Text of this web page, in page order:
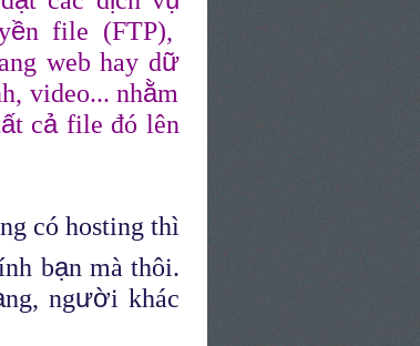
ền file (FTP),
web hay dữ
video... nhằm
ất cảfile đó lên
có hosting thì
bạn mà thôi.
ng, người khác